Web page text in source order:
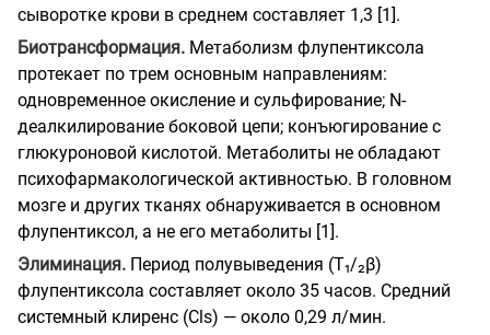
сыворотке крови в среднем составляет 1,3 [1].
Биотрансформация. Метаболизм флупентиксола
протекает по трем основным направлениям:
одновременное окисление и сульфирование; N-
деалкилирование боковой цепи; конъюгирование с
глюкуроновой кислотой. Метаболиты не обладают
психофармакологической активностью. В головном
мозге и других тканях обнаруживается в основном
флупентиксол, а не его метаболиты [1].
Элиминация. Период полувыведения (T₁/₂β)
флупентиксола составляет около 35 часов. Средний
системный клиренс (Cls) — около 0,29 л/мин.